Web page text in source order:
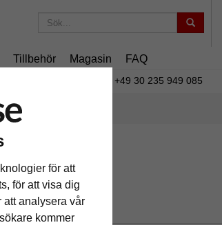
för att
för att visa dig
att analysera vår
kommer
Tillbehör Magasin FAQ
+49 30 235 949 085